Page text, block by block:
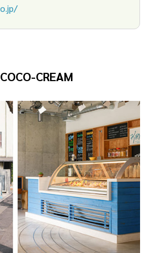
COCO-CREAM